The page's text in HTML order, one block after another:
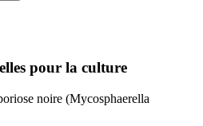
pour la culture
noire (Mycosphaerella